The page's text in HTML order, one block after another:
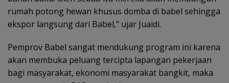
rumah potong hewan khusus domba di babel sehingga
ekspor langsung dari Babel,” ujar Juaidi.
Pemprov Babel sangat mendukung program ini karena
akan membuka peluang tercipta lapangan pekerjaan
bagi masyarakat, ekonomi masyarakat bangkit, maka